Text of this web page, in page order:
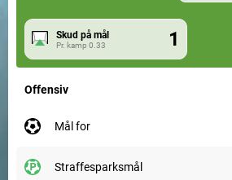
Skud på mål
Pr. kamp 0.33 1
Offensiv
mål for
straffesparksmål